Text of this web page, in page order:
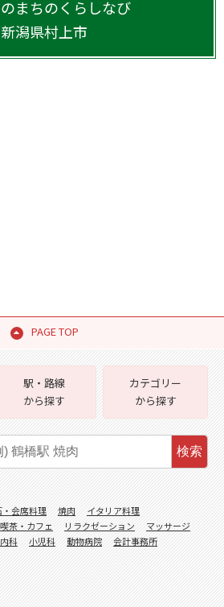
まちのくらしなび
新潟県村上市
PAGE TOP
駅・路線
から探す
カテゴリー
から探す
検索
・会席料理 焼肉
イタリア料理
喫茶・カフェ リラクゼーション
マッサージ
内科 小児科 動物病院
会計事務所